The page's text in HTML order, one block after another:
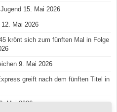
15. Mai 2026
12. Mai 2026
krönt sich zum fünften Mal in Folge
9. Mai 2026
greift nach dem fünften Titel in
6. Mai 2026